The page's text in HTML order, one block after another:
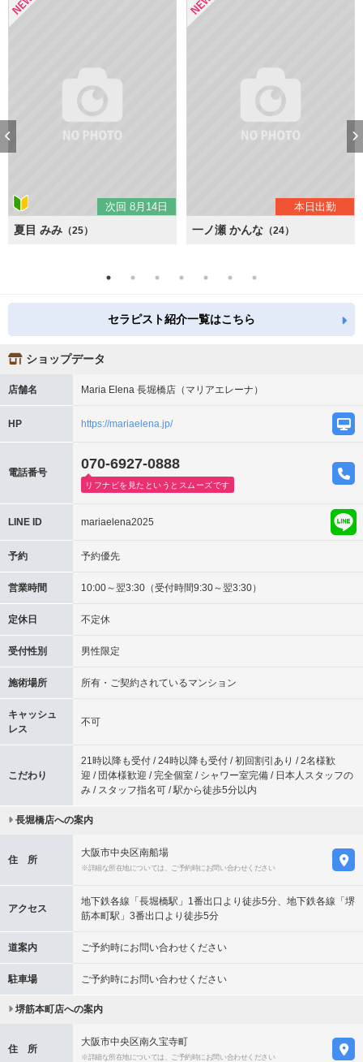
次回 8月14日
夏目 みみ （25）
本日出勤
一ノ瀬 かんな （24）
セラピスト紹介一覧はこちら
ショップデータ
店舗名 Maria Elena 長堀橋店（マリアエレーナ）
HP https://mariaelena.jp/
電話番号
070-6927-0888
リフナビを見たというとスムーズです
LINE ID mariaelena2025
予約 予約優先
営業時間 10:00～翌3:30（受付時間9:30～翌3:30）
定休日 不定休
受付性別 男性限定
施術場所 所有・ご契約されているマンション
キャッシュ
レス
不可
こだわり
21時以降も受付 / 24時以降も受付 / 初回割引あり / 2名様歓
迎 / 団体様歓迎 / 完全個室 / シャワー室完備 / 日本人スタッフの
み / スタッフ指名可 / 駅から徒歩5分以内
長堀橋店への案内
住 所
大阪市中央区南船場
※詳細な所在地については、ご予約時にお問い合わせください
アクセス
地下鉄各線「長堀橋駅」1番出口より徒歩5分、地下鉄各線「堺
筋本町駅」3番出口より徒歩5分
道案内 ご予約時にお問い合わせください
駐車場 ご予約時にお問い合わせください
堺筋本町店への案内
住 所
大阪市中央区南久宝寺町
※詳細な所在地については、ご予約時にお問い合わせください